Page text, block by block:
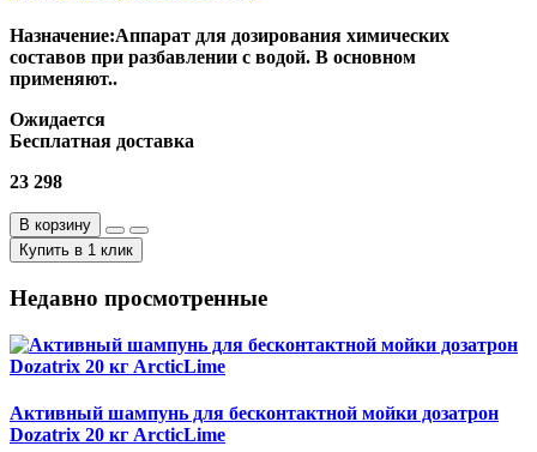
Назначение:Аппарат для дозирования химических
составов при разбавлении с водой. В основном
применяют..
Ожидается
Бесплатная доставка
23 298
В корзину
Купить в 1 клик
Недавно просмотренные
Активный шампунь для бесконтактной мойки дозатрон
Dozatrix 20 кг ArcticLime